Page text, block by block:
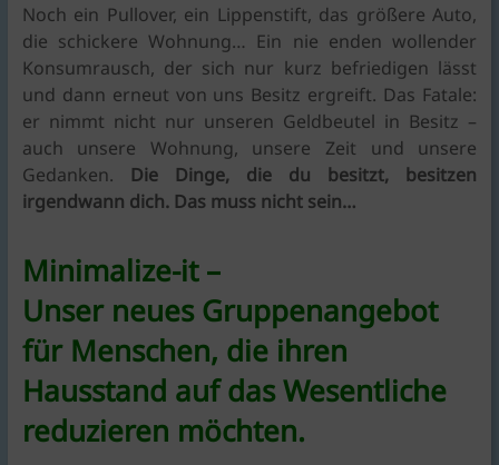
für
Bauen,
Energie,
Umwelt,
Mobilität,
Ernährung,
Konsum.
Noch ein Pullover, ein Lippenstift, das größere Auto,
die schickere Wohnung… Ein nie enden wollender
Konsumrausch, der sich nur kurz befriedigen lässt
und dann erneut von uns Besitz ergreift. Das Fatale:
er nimmt nicht nur unseren Geldbeutel in Besitz –
auch unsere Wohnung, unsere Zeit und unsere
Gedanken. Die Dinge, die du besitzt, besitzen
irgendwann dich. Das muss nicht sein…
Minimalize-it –
Unser neues Gruppenangebot
für Menschen, die ihren
Hausstand auf das Wesentliche
reduzieren möchten.